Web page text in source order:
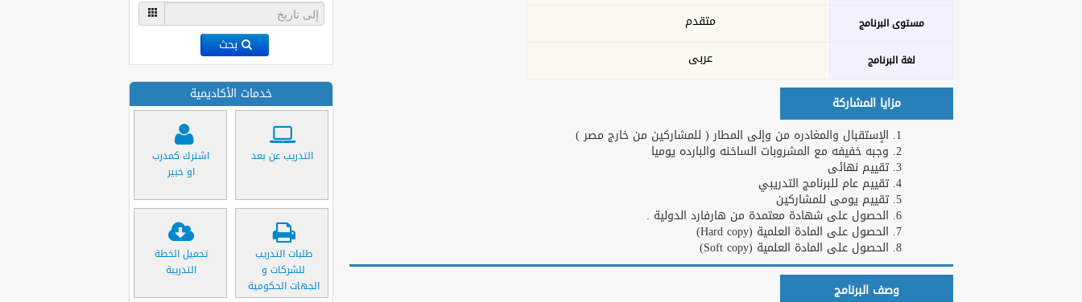
مستوى البرنامج
متقدم
لغة البرنامج عربى
مزايا المشاركة
الإستقبال والمغادره من وإلى المطار ( للمشاركين من خارج مصر )
وجبه خفيفه مع المشروبات الساخنه والبارده يوميا
تقييم نهائى
تقييم عام للبرنامج التدريبي
تقييم يومى للمشاركين
الحصول على شهادة معتمدة من هارفارد الدولية .
الحصول على المادة العلمية (Hard copy)
الحصول على المادة العلمية (Soft copy)
وصف البرنامج
بحث
خدمات الأكاديمية
التدريب عن بعد
اشترك كمدرب
او خبير
طلبات التدريب
للشركات و
الجهات الحكومية
تحميل الخطة
التدريبة